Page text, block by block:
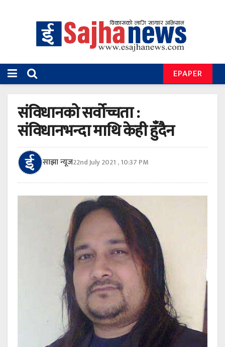
EPAPER
संविधानको सर्वोच्चता :
संविधानभन्दा माथि केही हुँदैन
साझा न्यूज22nd July 2021 , 10:37 PM